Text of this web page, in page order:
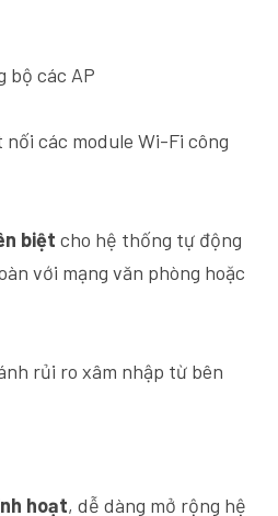
bộ các AP
các module Wi-Fi công
biệt cho hệ thống tự động
với mạng văn phòng hoặc
rủi ro xâm nhập từ bên
hoạt, dễ dàng mở rộng hệ